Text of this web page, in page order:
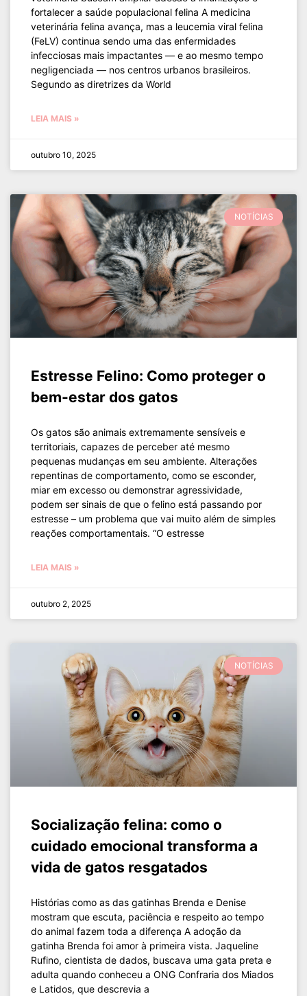
fortalecer a saúde populacional felina A medicina
veterinária felina avança, mas a leucemia viral felina
(FeLV) continua sendo uma das enfermidades
infecciosas mais impactantes — e ao mesmo tempo
negligenciada — nos centros urbanos brasileiros.
Segundo as diretrizes da World
LEIA MAIS »
outubro 10, 2025
NOTÍCIAS
Estresse Felino: Como proteger o
bem-estar dos gatos
Os gatos são animais extremamente sensíveis e
territoriais, capazes de perceber até mesmo
pequenas mudanças em seu ambiente. Alterações
repentinas de comportamento, como se esconder,
miar em excesso ou demonstrar agressividade,
podem ser sinais de que o felino está passando por
estresse – um problema que vai muito além de simples
reações comportamentais. “O estresse
LEIA MAIS »
outubro 2, 2025
NOTÍCIAS
Socialização felina: como o
cuidado emocional transforma a
vida de gatos resgatados
Histórias como as das gatinhas Brenda e Denise
mostram que escuta, paciência e respeito ao tempo
do animal fazem toda a diferença A adoção da
gatinha Brenda foi amor à primeira vista. Jaqueline
Rufino, cientista de dados, buscava uma gata preta e
adulta quando conheceu a ONG Confraria dos Miados
e Latidos, que descrevia a